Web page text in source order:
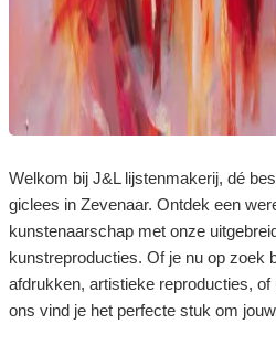
Welkom bij J&L lijstenmakerij, dé
giclees in Zevenaar. Ontdek een
kunstenaarschap met onze
kunstreproducties. Of je nu op zoek
afdrukken, artistieke reproducties,
ons vind je het perfecte stuk om